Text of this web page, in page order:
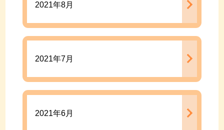
2021年8月
2021年7月
2021年6月